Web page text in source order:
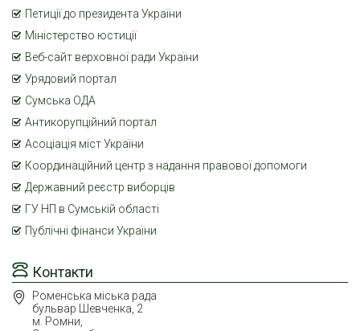
Контакти
Роменська міська рада
бульвар Шевченка, 2
м. Ромни,
Петиції до президента України
Міністерство юстиції
Веб-сайт верховної ради України
Урядовий портал
Сумська ОДА
Антикорупційний портал
Асоціація міст України
Координаційний центр з надання правової допомоги
Державний реєстр виборців
ГУ НП в Сумській області
Публічні фінанси України